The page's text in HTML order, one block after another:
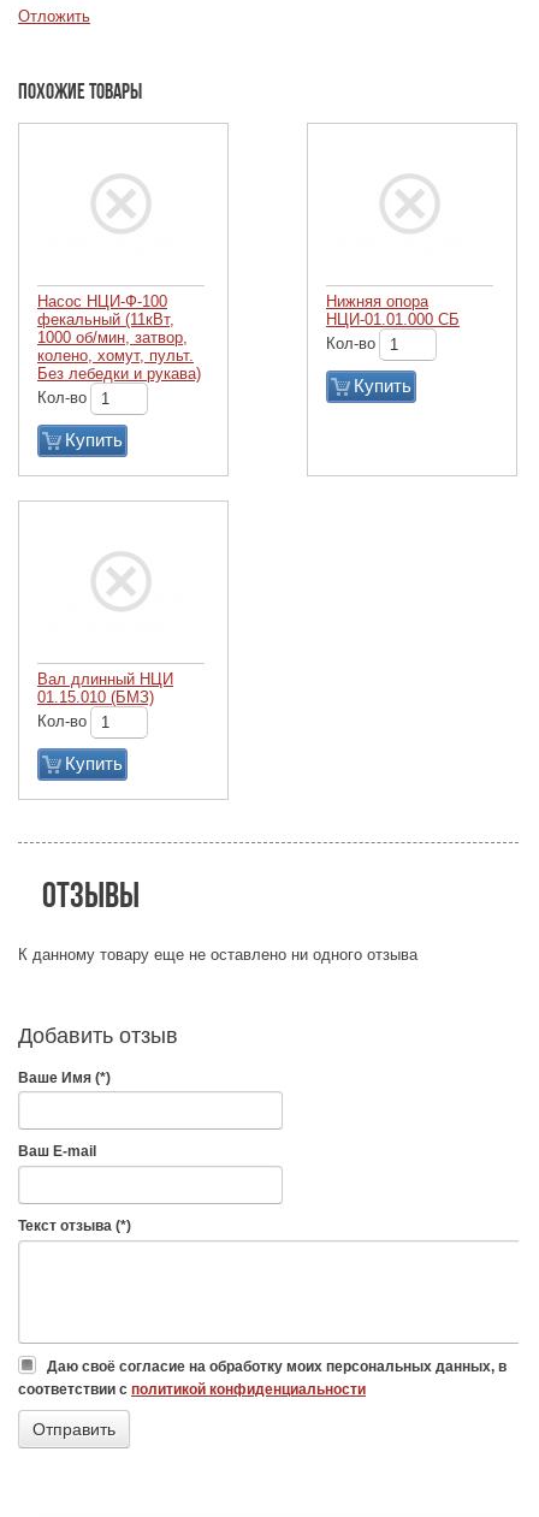
Отложить
Похожие товары
Насос НЦИ-Ф-100
фекальный (11кВт,
1000 об/мин, затвор,
колено, хомут, пульт.
Без лебедки и рукава)
Кол-во
Купить
Нижняя опора
НЦИ-01.01.000 СБ
Кол-во
Купить
Вал длинный НЦИ
01.15.010 (БМЗ)
Кол-во
Купить
Отзывы
К данному товару еще не оставлено ни одного отзыва
Добавить отзыв
Ваше Имя (*)
Ваш E-mail
Текст отзыва (*)
Даю своё согласие на обработку моих персональных данных, в
соответствии с политикой конфиденциальности